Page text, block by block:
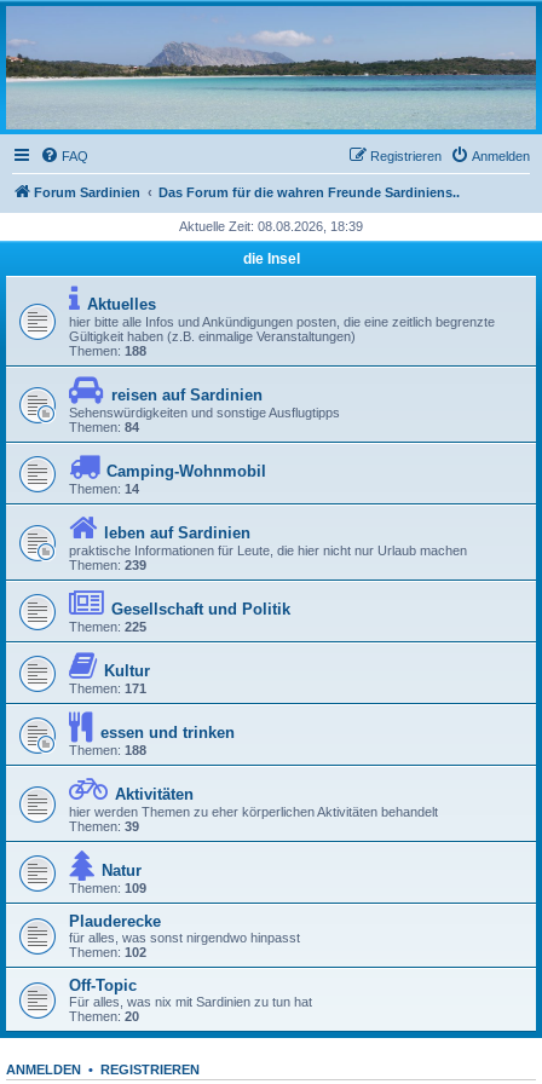
sardinien-forum.org
Das Forum der Freunde Sardiniens
FAQ Anmelden
Registrieren
Forum Sardinien Das Forum für die wahren Freunde Sardiniens..
Aktuelle Zeit: 08.08.2026, 18:39
die Insel
Aktuelles
hier bitte alle Infos und Ankündigungen posten, die eine zeitlich begrenzte
Gültigkeit haben (z.B. einmalige Veranstaltungen)
Themen: 188
reisen auf Sardinien
Sehenswürdigkeiten und sonstige Ausflugtipps
Themen: 84
Camping-Wohnmobil
Themen: 14
leben auf Sardinien
praktische Informationen für Leute, die hier nicht nur Urlaub machen
Themen: 239
Gesellschaft und Politik
Themen: 225
Kultur
Themen: 171
essen und trinken
Themen: 188
Aktivitäten
hier werden Themen zu eher körperlichen Aktivitäten behandelt
Themen: 39
Natur
Themen: 109
Plauderecke
für alles, was sonst nirgendwo hinpasst
Themen: 102
Off-Topic
Für alles, was nix mit Sardinien zu tun hat
Themen: 20
ANMELDEN • REGISTRIEREN